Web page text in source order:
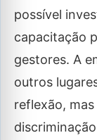
possível
capacitação
gestores. A
outros
reflexão,